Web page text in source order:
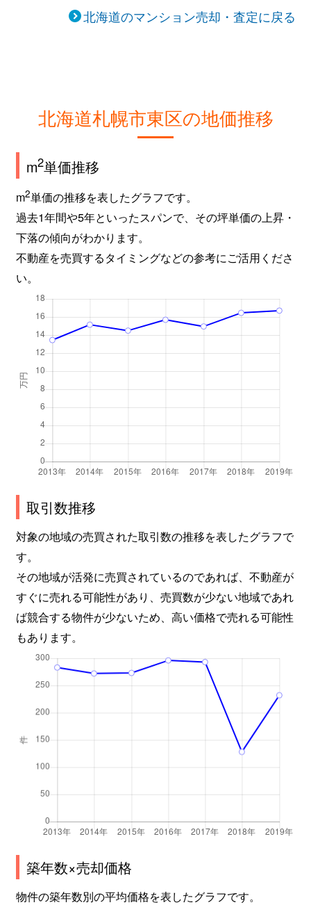
北海道のマンション売却・査定に戻る
北海道札幌市東区の地価推移
m2単価推移
m2単価の推移を表したグラフです。
過去1年間や5年といったスパンで、その坪単価の上昇・
下落の傾向がわかります。
不動産を売買するタイミングなどの参考にご活用くださ
い。
取引数推移
対象の地域の売買された取引数の推移を表したグラフで
す。
その地域が活発に売買されているのであれば、不動産が
すぐに売れる可能性があり、売買数が少ない地域であれ
ば競合する物件が少ないため、高い価格で売れる可能性
もあります。
築年数×売却価格
物件の築年数別の平均価格を表したグラフです。